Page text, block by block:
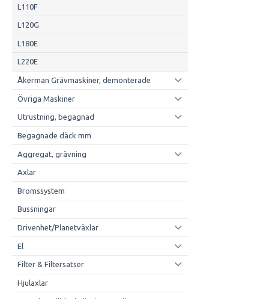
L110F
L120G
L180E
L220E
Åkerman Grävmaskiner, demonterade
Övriga Maskiner
Utrustning, begagnad
Begagnade däck mm
Aggregat, grävning
Axlar
Bromssystem
Bussningar
Drivenhet/Planetväxlar
El
Filter & Filtersatser
Hjulaxlar